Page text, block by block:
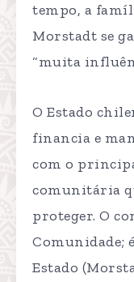
tempo, a
Morstadt se
“muita
O Estado
financia e
com o
comunitária
proteger. O
Comunidade;
Estado